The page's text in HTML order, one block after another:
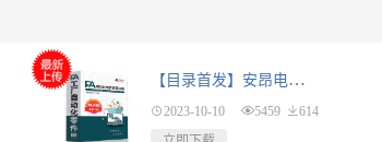
【目录首发】安昂电子书下载
2023-10-10 5459 614